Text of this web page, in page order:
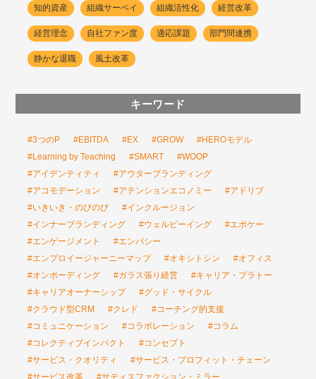
知的資産 組織サーベイ 組織活性化 経営改革
経営理念 自社ファン度 適応課題 部門間連携
静かな退職 風土改革
キーワード
#3つのP #EBITDA #EX #GROW
#HEROモデル
#Learning by Teaching
#SMART
#WOOP
#アイデンティティ
#アウターブランディング
#アコモデーション
#アテンションエコノミー
#アドリブ
#いきいき・のびのび
#インクルージョン
#インナーブランディング
#ウェルビーイング
#エポケー
#エンゲージメント
#エンパシー
#エンプロイージャーニーマップ
#オキシトシン
#オフィス
#オンボーディング
#ガラス張り経営
#キャリア・プラトー
#キャリアオーナーシップ
#グッド・サイクル
#クラウド型CRM
#クレド
#コーチング的支援
#コミュニケーション
#コラボレーション
#コラム
#コレクティブインパクト
#コンセプト
#サービス・クオリティ
#サービス・プロフィット・チェーン
#サービス改革
#サティスファクション・ミラー